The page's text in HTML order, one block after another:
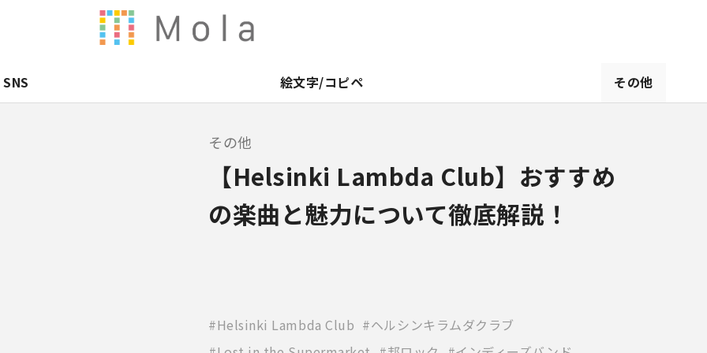
SNS 絵文字/コピペ その他
その他
【Helsinki Lambda Club】おすすめ
の楽曲と魅力について徹底解説！
Helsinki Lambda Club
ヘルシンキラムダクラブ